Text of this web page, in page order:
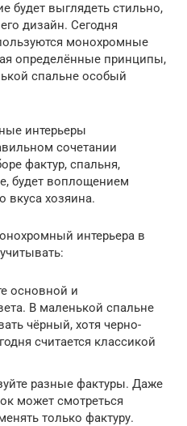
выглядеть стильно,
дизайн. Сегодня
монохромные
определённые принципы,
спальне особый
интерьеры
сочетании
фактур, спальня,
будет воплощением
вкуса хозяина.
интерьера в
основной и
В маленькой спальне
чёрный, хотя черно-
считается классикой
разные фактуры. Даже
может смотреться
только фактуру.